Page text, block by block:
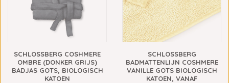
SCHLOSSBERG COSHMERE
OMBRE (DONKER GRIJS)
BADJAS GOTS, BIOLOGISCH
KATOEN
SCHLOSSBERG
BADMATTENLIJN COSHMERE
VANILLE GOTS BIOLOGISCH
KATOEN, VANAF